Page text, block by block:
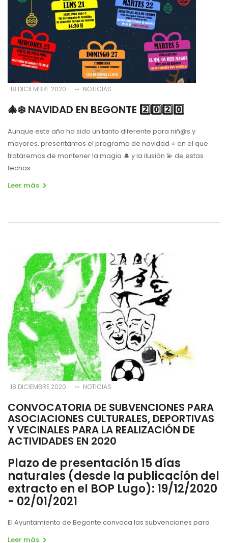
18 DICIEMBRE 2020 NOTICIAS
🎄❄️ NAVIDAD EN BEGONTE 2️⃣0️⃣2️⃣0️⃣
Aunque este año ha sido un tanto diferente para niñ@s y
mayores, presentamos el programa de navidad ⭐️ en el que
trataremos de mantener la magia 🎩 y la ilusión 💫 de estas
fechas.
Leer más
18 DICIEMBRE 2020 NOTICIAS
CONVOCATORIA DE SUBVENCIONES PARA
ASOCIACIONES CULTURALES, DEPORTIVAS
Y VECINALES PARA LA REALIZACIÓN DE
ACTIVIDADES EN 2020
Plazo de presentación 15 días
naturales (desde la publicación del
extracto en el BOP Lugo): 19/12/2020
- 02/01/2021
El Ayuntamiento de Begonte convoca las subvenciones para
Leer más